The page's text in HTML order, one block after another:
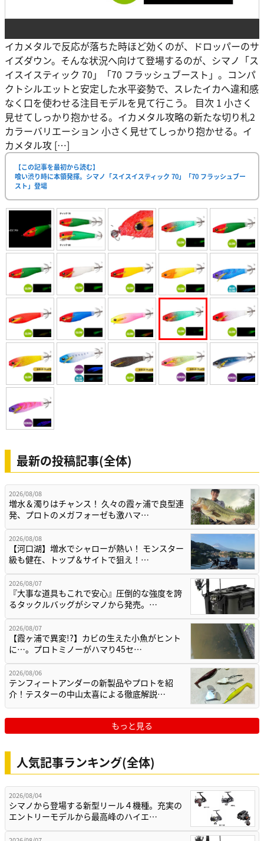
イカメタルで反応が落ちた時ほど効くのが、ドロッパーのサ
イズダウン。そんな状況へ向けて登場するのが、シマノ「ス
イスイスティック 70」「70 フラッシュブースト」。コンパ
クトシルエットと安定した水平姿勢で、スレたイカへ違和感
なく口を使わせる注目モデルを見て行こう。 目次 1 小さく
見せてしっかり抱かせる。イカメタル攻略の新たな切り札2
カラーバリエーション 小さく見せてしっかり抱かせる。イ
カメタル攻 […]
【この記事を最初から読む】
喰い渋り時に本領発揮。シマノ「スイスイスティック 70」「70 フラッシュブー
スト」登場
最新の投稿記事(全体)
2026/08/08
増水＆濁りはチャンス！ 久々の霞ヶ浦で良型連
発、プロトのメガフォーゼも激ハマ…
2026/08/08
【河口湖】増水でシャローが熱い！ モンスター
級も健在、トップ＆サイトで狙え！…
2026/08/07
『大事な道具もこれで安心』圧倒的な強度を誇
るタックルバッグがシマノから発売。…
2026/08/07
【霞ヶ浦で異変!?】カビの生えた小魚がヒント
に…。プロトミノーがハマり45セ…
2026/08/06
テンフィートアンダーの新製品やプロトを紹
介！テスターの中山太喜による徹底解説…
もっと見る
人気記事ランキング(全体)
2026/08/04
シマノから登場する新型リール４機種。充実の
エントリーモデルから最高峰のハイエ…